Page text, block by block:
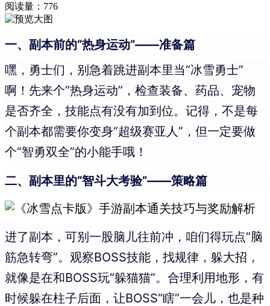
阅读量： 776
一、副本前的“热身运动”——准备篇
嘿，勇士们，别急着跳进副本里当“冰雪勇士”
啊！先来个“热身运动”，检查装备、药品、宠物
是否齐全，技能点有没有加到位。记得，不是每
个副本都需要你变身“超级赛亚人”，但一定要做
个“智勇双全”的小能手哦！
二、副本里的“智斗大考验”——策略篇
进了副本，可别一股脑儿往前冲，咱们得玩点“脑
筋急转弯”。观察BOSS技能，找规律，躲大招，
就像是在和BOSS玩“躲猫猫”。合理利用地形，有
时候躲在柱子后面，让BOSS“瞎”一会儿，也是种